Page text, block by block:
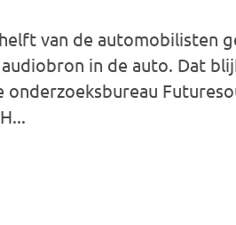
van de automobilisten
in de auto. Dat
onderzoeksbureau